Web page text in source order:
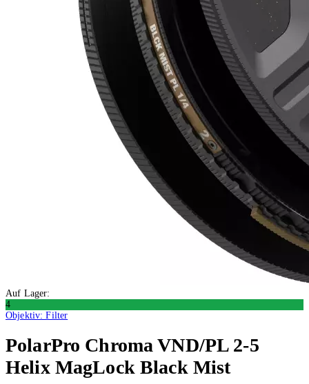
Auf Lager:
4
Objektiv: Filter
PolarPro Chroma VND/PL 2-5
Helix MagLock Black Mist